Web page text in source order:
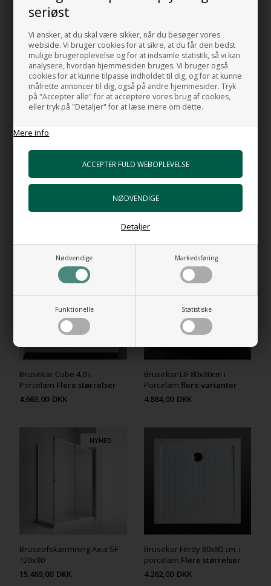
seriøst
Vi ønsker, at du skal være sikker, når du besøger vores
webside. Vi bruger cookies for at sikre, at du får den bedst
mulige brugeroplevelse og for at indsamle statistik, så vi kan
analysere, hvordan hjemmesiden bruges. Vi bruger også
cookies for at kunne tilpasse indholdet til dig, og for at kunne
målrette annoncer til dig, også på andre hjemmesider. Tryk
på "Accepter alle" for at acceptere vores brug af cookies,
eller tryk på "Detaljer" for at læse mere om dette.
Mere info
Nødvendige Markedsføring
Funktionelle Statistiske
Detaljer
at gøre rent netop fordi der ikke er nogen steder der kan samle
sig kalk og snavs.
Denne brusebund vil gøre dit nye badeværelse til noget ganske
særligt.
Længde: 80 cm.
Bredde: 80 cm.
Farve: Hvid.
Materiale: Porcelæn
MADE IN ITALY
RELATEREDE PRODUKTER
Brusekar Cube 4.0 i
Porcelæn Flere størrelser
4.663,00 DKK
Brusekar LIF 80x80cm i
Porcelænflere varianter
4.884,00 DKK
NYHED
Bruseafskærmning Axia SF
120x80
15.469,00 DKK
Brusekar Ferdy 80x80 cm. i
porcelæn Flere størrelser
4.262,00 DKK